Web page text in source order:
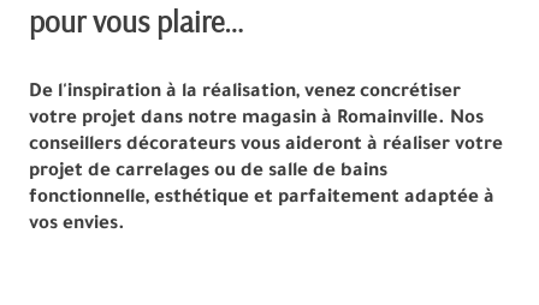
pour vous plaire…
De l'inspiration à la réalisation, venez concrétiser
votre projet dans notre magasin à Romainville. Nos
conseillers décorateurs vous aideront à réaliser votre
projet de carrelages ou de salle de bains
fonctionnelle, esthétique et parfaitement adaptée à
vos envies.